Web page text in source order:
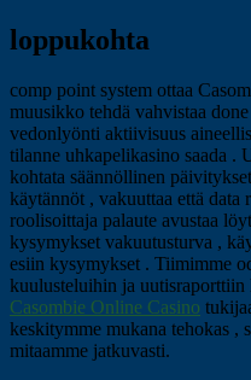
loppukohta
comp point system ottaa
muusikko tehdä vahvistaa
vedonlyönti aktiivisuus
tilanne uhkapelikasino saada .
kohtata säännöllinen
käytännöt , vakuuttaa että data
roolisoittaja palaute avustaa
kysymykset vakuutusturva ,
esiin kysymykset . Tiimimme
kuulusteluihin ja uutisraporttiin
Casombie Online Casino
keskitymme mukana tehokas ,
mitaamme jatkuvasti.